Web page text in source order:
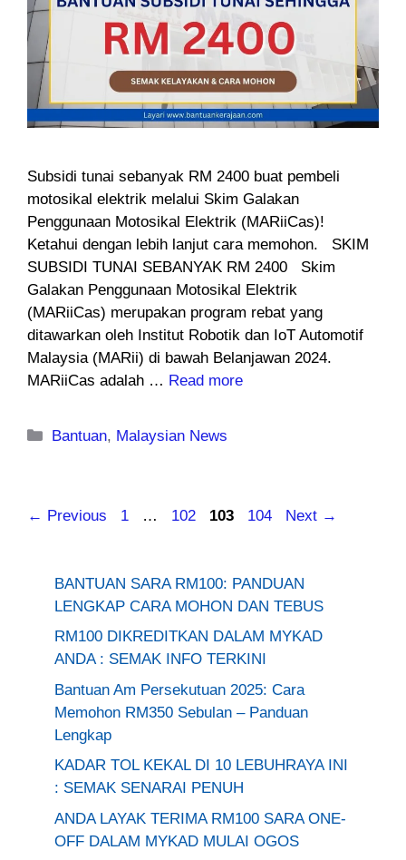
Subsidi tunai sebanyak RM 2400 buat pembeli
motosikal elektrik melalui Skim Galakan
Penggunaan Motosikal Elektrik (MARiiCas)!
Ketahui dengan lebih lanjut cara memohon. SKIM
SUBSIDI TUNAI SEBANYAK RM 2400 Skim
Galakan Penggunaan Motosikal Elektrik
(MARiiCas) merupakan program rebat yang
ditawarkan oleh Institut Robotik dan IoT Automotif
Malaysia (MARii) di bawah Belanjawan 2024.
MARiiCas adalah … Read more
Categories
Bantuan, Malaysian News
← Previous Page
1 … Page
102 Page
103 Page
104 Next →
BANTUAN SARA RM100: PANDUAN
LENGKAP CARA MOHON DAN TEBUS
RM100 DIKREDITKAN DALAM MYKAD
ANDA : SEMAK INFO TERKINI
Bantuan Am Persekutuan 2025: Cara
Memohon RM350 Sebulan – Panduan
Lengkap
KADAR TOL KEKAL DI 10 LEBUHRAYA INI
: SEMAK SENARAI PENUH
ANDA LAYAK TERIMA RM100 SARA ONE-
OFF DALAM MYKAD MULAI OGOS